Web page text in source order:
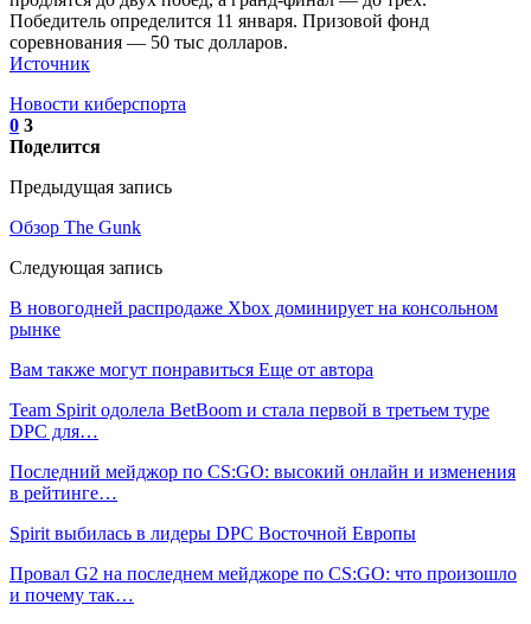
Победитель определится 11 января. Призовой фонд
соревнования — 50 тыс долларов.
Источник
Новости киберспорта
0 3
Поделится
Предыдущая запись
Обзор The Gunk
Следующая запись
В новогодней распродаже Xbox доминирует на консольном
рынке
Вам также могут понравиться Еще от автора
Team Spirit одолела BetBoom и стала первой в третьем туре
DPC для…
Последний мейджор по CS:GO: высокий онлайн и изменения
в рейтинге…
Spirit выбилась в лидеры DPC Восточной Европы
Провал G2 на последнем мейджоре по CS:GO: что произошло
и почему так…